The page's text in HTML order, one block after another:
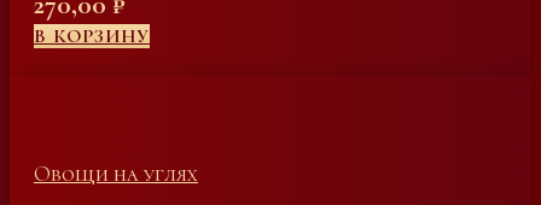
В КОРЗИНУ
Овощи на углях